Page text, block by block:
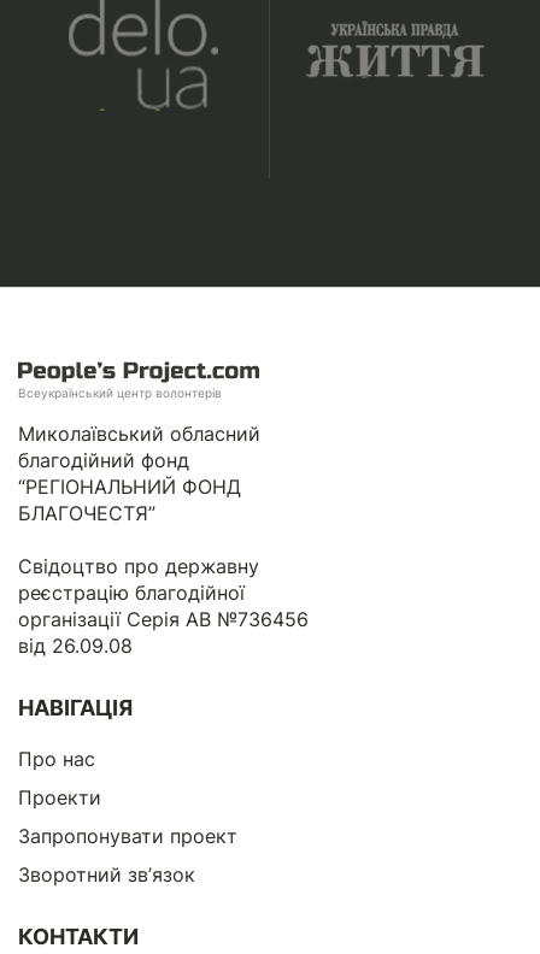
Всеукраїнський центр волонтерів
Миколаївський обласний
благодійний фонд
“РЕГІОНАЛЬНИЙ ФОНД
БЛАГОЧЕСТЯ”
Свідоцтво про державну
реєстрацію благодійної
організації Серія АВ №736456
від 26.09.08
НАВІГАЦІЯ
Про нас
Проекти
Запропонувати проект
Зворотний зв’язок
КОНТАКТИ